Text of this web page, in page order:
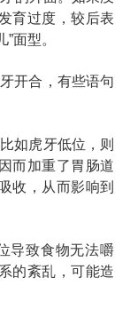
育过度，较后表
面型。
开合，有些语句
如虎牙低位，则
而加重了胃肠道
收，从而影响到
导致食物无法嚼
的紊乱，可能造